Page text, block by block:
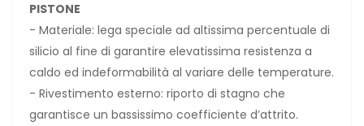
PISTONE
- Materiale: lega speciale ad altissima percentuale di
silicio al fine di garantire elevatissima resistenza a
caldo ed indeformabilità al variare delle temperature.
- Rivestimento esterno: riporto di stagno che
garantisce un bassissimo coefficiente d’attrito.